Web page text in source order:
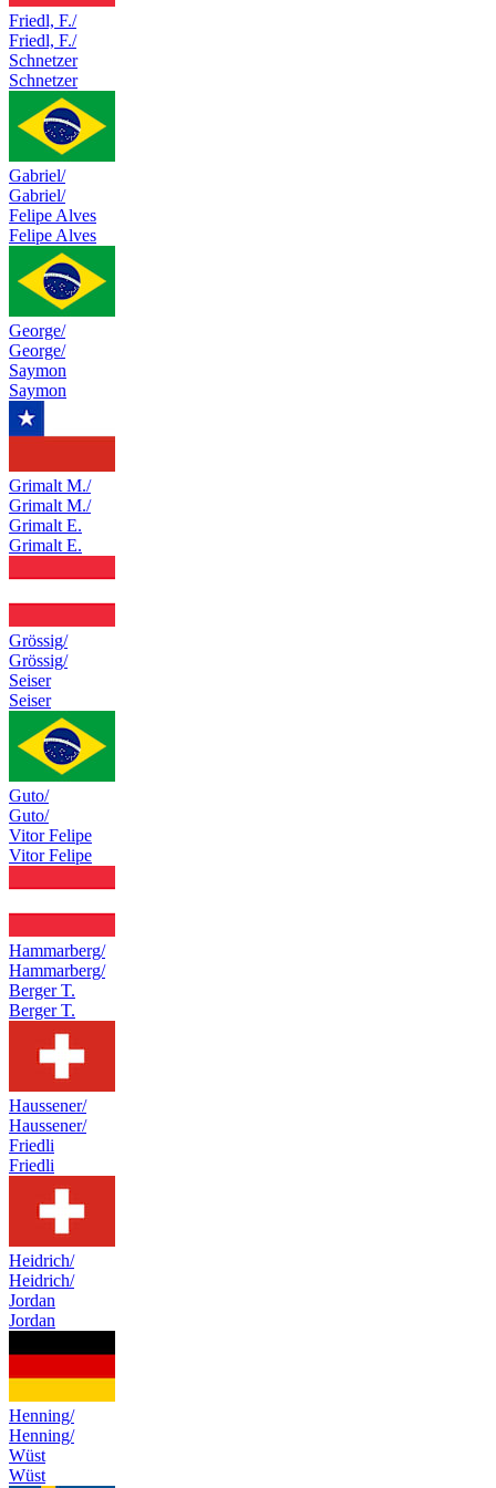
Friedl, F./
Friedl, F./
Schnetzer
Schnetzer
Gabriel/
Gabriel/
Felipe Alves
Felipe Alves
George/
George/
Saymon
Saymon
Grimalt M./
Grimalt M./
Grimalt E.
Grimalt E.
Grössig/
Grössig/
Seiser
Seiser
Guto/
Guto/
Vitor Felipe
Vitor Felipe
Hammarberg/
Hammarberg/
Berger T.
Berger T.
Haussener/
Haussener/
Friedli
Friedli
Heidrich/
Heidrich/
Jordan
Jordan
Henning/
Henning/
Wüst
Wüst